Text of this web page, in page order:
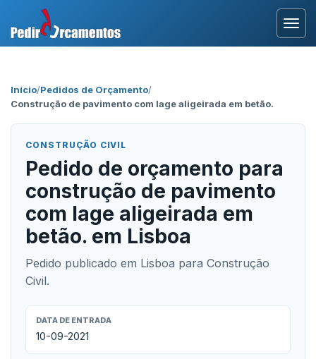
Início/Pedidos de Orçamento/
Construção de pavimento com lage aligeirada em betão.
CONSTRUÇÃO CIVIL
Pedido de orçamento para
construção de pavimento
com lage aligeirada em
betão. em Lisboa
Pedido publicado em Lisboa para Construção
Civil.
DATA DE ENTRADA
10-09-2021
Área Profissional
Como Funciona?
Testemunhos